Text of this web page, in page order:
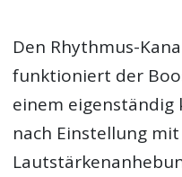
Den Rhythmus-
funktioniert der
einem eigenständig
nach Einstellung